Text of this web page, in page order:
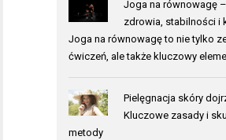
Joga na równowagę
zdrowia, stabilności i
Joga na równowagę to nie tylko
ćwiczeń, ale także kluczowy
Pielęgnacja skóry
Kluczowe zasady i
metody